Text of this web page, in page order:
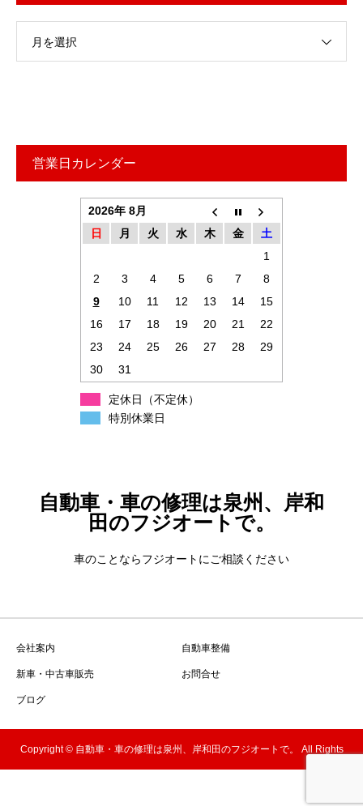
月を選択
営業日カレンダー
2026年 8月
日
月 火 水 木 金
土
1
2
3 4 5 6 7
8
9
10 11 12 13 14
15
16
17 18 19 20 21
22
23
24 25 26 27 28
29
30
31
定休日（不定休）
特別休業日
自動車・車の修理は泉州、岸和
田のフジオートで。
車のことならフジオートにご相談ください
会社案内 自動車整備
新車・中古車販売 お問合せ
ブログ
Copyright © 自動車・車の修理は泉州、岸和田のフジオートで。 All Rights